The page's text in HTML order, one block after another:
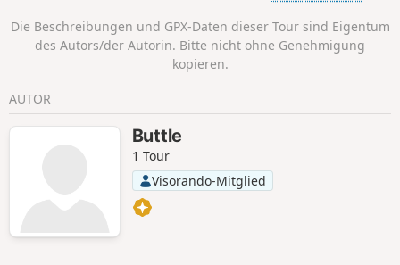
Die Beschreibungen und GPX-Daten dieser Tour sind Eigentum
des Autors/der Autorin. Bitte nicht ohne Genehmigung
kopieren.
AUTOR
Buttle
1 Tour
Visorando-Mitglied